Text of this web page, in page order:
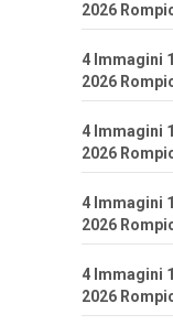
2026
4 Immagini
2026
4 Immagini
2026
4 Immagini
2026
4 Immagini
2026